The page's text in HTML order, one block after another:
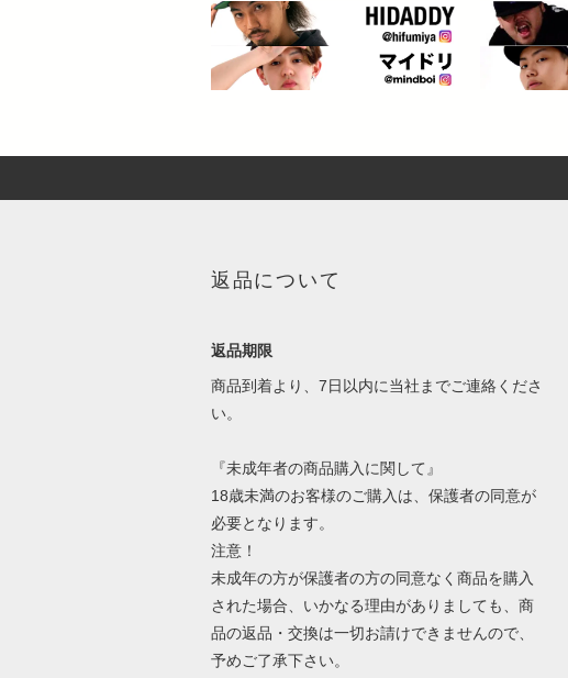
返品について
返品期限
商品到着より、7日以内に当社までご連絡くださ
い。
『未成年者の商品購入に関して』
18歳未満のお客様のご購入は、保護者の同意が
必要となります。
注意！
未成年の方が保護者の方の同意なく商品を購入
された場合、いかなる理由がありましても、商
品の返品・交換は一切お請けできませんので、
予めご了承下さい。